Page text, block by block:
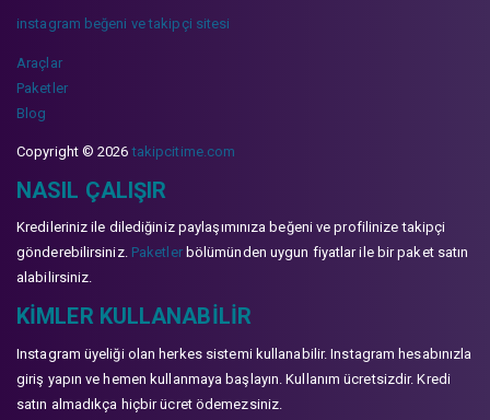
instagram beğeni ve takipçi sitesi
Araçlar
Paketler
Blog
Copyright © 2026takipcitime.com
NASIL ÇALIŞIR
Kredileriniz ile dilediğiniz paylaşımınıza beğeni ve profilinize takipçi
gönderebilirsiniz. Paketlerbölümünden uygun fiyatlar ile bir paket satın
alabilirsiniz.
KIMLER KULLANABILIR
Instagram üyeliği olan herkes sistemi kullanabilir. Instagram hesabınızla
giriş yapın ve hemen kullanmaya başlayın. Kullanım ücretsizdir. Kredi
satın almadıkça hiçbir ücret ödemezsiniz.